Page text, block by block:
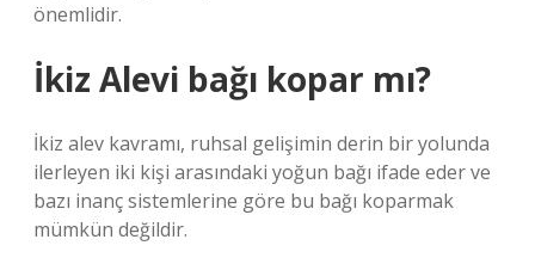
önemlidir.
İkiz Alevi bağı kopar mı?
İkiz alev kavramı, ruhsal gelişimin derin bir yolunda
ilerleyen iki kişi arasındaki yoğun bağı ifade eder ve
bazı inanç sistemlerine göre bu bağı koparmak
mümkün değildir.